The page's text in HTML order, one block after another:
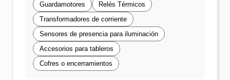
Guardamotores
Relés Térmicos
Transformadores de corriente
Sensores de presencia para iluminación
Accesorios para tableros
Cofres o encerramientos